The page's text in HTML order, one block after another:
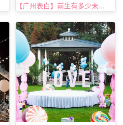
【广州表白】前生有多少未...